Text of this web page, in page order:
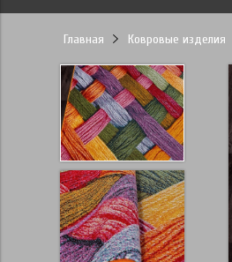
Главная Ковровые изделия